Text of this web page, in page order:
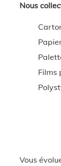
Nous
Films
Vous